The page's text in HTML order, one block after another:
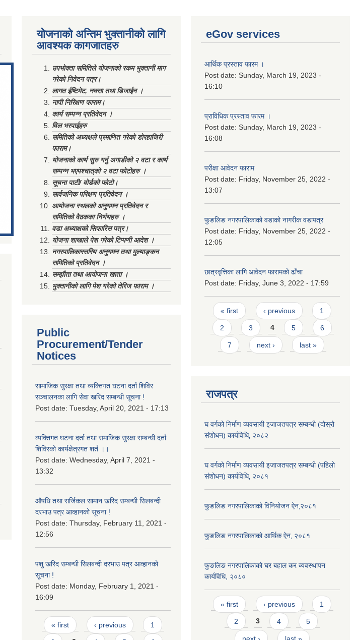
योजनाको अन्तिम भुक्तानीको लागि
आवश्यक कागजातहरु
उपभोक्ता समितिले योजनाको रकम भुक्तानी माग
गरेको निवेदन पत्र।
लागत ईष्टिमेट, नक्सा तथा डिजाईन ।
नापी निरिक्षण फाराम।
कार्य सम्पन्न प्रतिवेदन ।
विल भरपाईहरु
समितिको अध्यक्षले प्रमाणित गरेको डोरहाजिरी
फाराम।
योजनाको कार्य सुरु गर्नु अगाडीको २ वटा र कार्य
सम्पन्न भएपश्चात्‌को २ वटा फोटोहरु ।
सूचना पाटी/ वोर्डको फोटो।
सार्वजनिक परिक्षण प्रतिवेदन ।
आयोजना स्थलको अनुगमन प्रतिवेदन र
समितिको वैठकका निर्णयहरु ।
वडा अध्याक्षको सिफारिस पत्र।
योजना शाखाले पेश गरेको टिप्पणी आदेश ।
नगरपालिकास्तरिय अनुगमन तथा मुल्याङ्कन
समितिको प्रतिवेदन ।
सम्झौता तथा आयोजना खाता ।
भुक्तानीको लागि पेश गरेको तेरिज फाराम ।
Public
Procurement/Tender
Notices
सामाजिक सुरक्षा तथा व्यक्तिगत घटना दर्ता शिविर
सञ्चालनका लागि सेवा खरिद सम्बन्धी सूचना !
Post date: Tuesday, April 20, 2021 - 17:13
व्यक्तिगत घटना दर्ता तथा समाजिक सुरक्षा सम्बन्धी दर्ता
शिविरको कार्यक्षेत्रगत शर्त ।।
Post date: Wednesday, April 7, 2021 -
13:32
औषधि तथा सर्जिकल सामान खरिद सम्बन्धी सिलबन्दी
दरभाउ पत्र आव्हानको सूचना !
Post date: Thursday, February 11, 2021 -
12:56
पशु खरिद सम्बन्धी सिलबन्दी दरभाउ पत्र आव्हानको
सूचना !
Post date: Monday, February 1, 2021 -
16:09
Pages
« first ‹ previous 1
eGov services
आर्थिक प्रस्ताव फारम ।
Post date: Sunday, March 19, 2023 -
16:10
प्राविधिक प्रस्ताव फारम ।
Post date: Sunday, March 19, 2023 -
16:08
परीक्षा आवेदन फाराम
Post date: Friday, November 25, 2022 -
13:07
फुङलिङ नगरपालिकाको वडाको नागरीक वडापत्र
Post date: Friday, November 25, 2022 -
12:05
छात्रवृत्तिका लागि आवेदन फारामको ढाँचा
Post date: Friday, June 3, 2022 - 17:59
Pages
« first ‹ previous 1
2 3 4 5 6
7 next › last »
राजपत्र
घ वर्गको निर्माण व्यवसायी इजाजतपत्र सम्बन्धी (दोस्रो
संशोधन) कार्यविधि‚ २०८२
घ वर्गको निर्माण व्यवसायी इजाजतपत्र सम्बन्धी (पहिलो
संशोधन) कार्यविधि‚ २०८१
फुङलिङ नगरपालिकाको विनियोजन ऐन‚२०८१
फुङलिङ नगरपालिकाको आर्थिक ऐन‚ २०८१
फुङलिङ नगरपालिकाको घर बहाल कर व्यवस्थापन
कार्यविधि, २०८०
Pages
« first ‹ previous 1
2 3 4 5
next › last »